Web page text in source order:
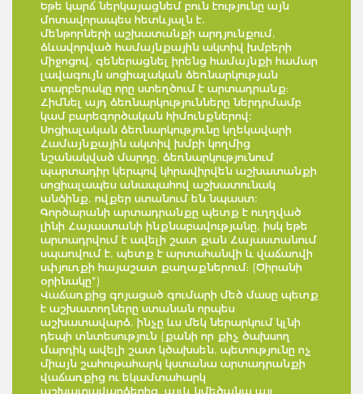
Եթե կարճ ներկայացնեմ բուն էությունը այն
մոտավորապես հետևյալն է.
մենթորների աշխատանքի արդյունքում,
ձևավորված համայնքային ակտիվ խմբերի
միջոցով, գեներացնել իրենց համայնքի համար
լավագույն սոցիալական ձեռնարկության
տարբերակը որը ստեղծում է արտադրանք։
Հիմնել այդ ձեռնարկությունները ներդրմամբ
կամ բարեգործական հիմունքներով:
Սոցիալական ձեռնարկությունը կղեկավարի
Համայնքային ակտիվ խմբի կողմից
նշանակված մարդը, ձեռնարկությունում
պարտադիր կերպով կհրավիրվեն աշխատանքի
սոցիալապես անապահով աշխատունակ
անձինք, ովքեր ստանում են նպաստ:
Գործարանի արտադրանքը պետք է ուղղված
լինի Հայաստանի ինքնաբավությանը, իսկ եթե
արտադրվում է ավելի շատ քան Հայաստանում
սպառվում է, պետք է արտահանվի և վաճառվի
սփյուռքի հայաշատ քաղաքներում։ (Ծիրանի
օրինակը*)
Վաճառքից գոյացած գումարի մեծ մասը պետք
է աշխատողները ստանան որպես
աշխատավարձ, ինչը ևս մեկ ներարկում կլնի
դեպի տնտեսություն (քանի որ քիչ ծախսող
մարդիկ ավելի շատ կծախսեն, պետությունը ոչ
միայն շահութահարկ կստանա արտադրանքի
վաճառքից ու եկամտահարկ
աշխատավարձերից, այլև կմեծանա այլ